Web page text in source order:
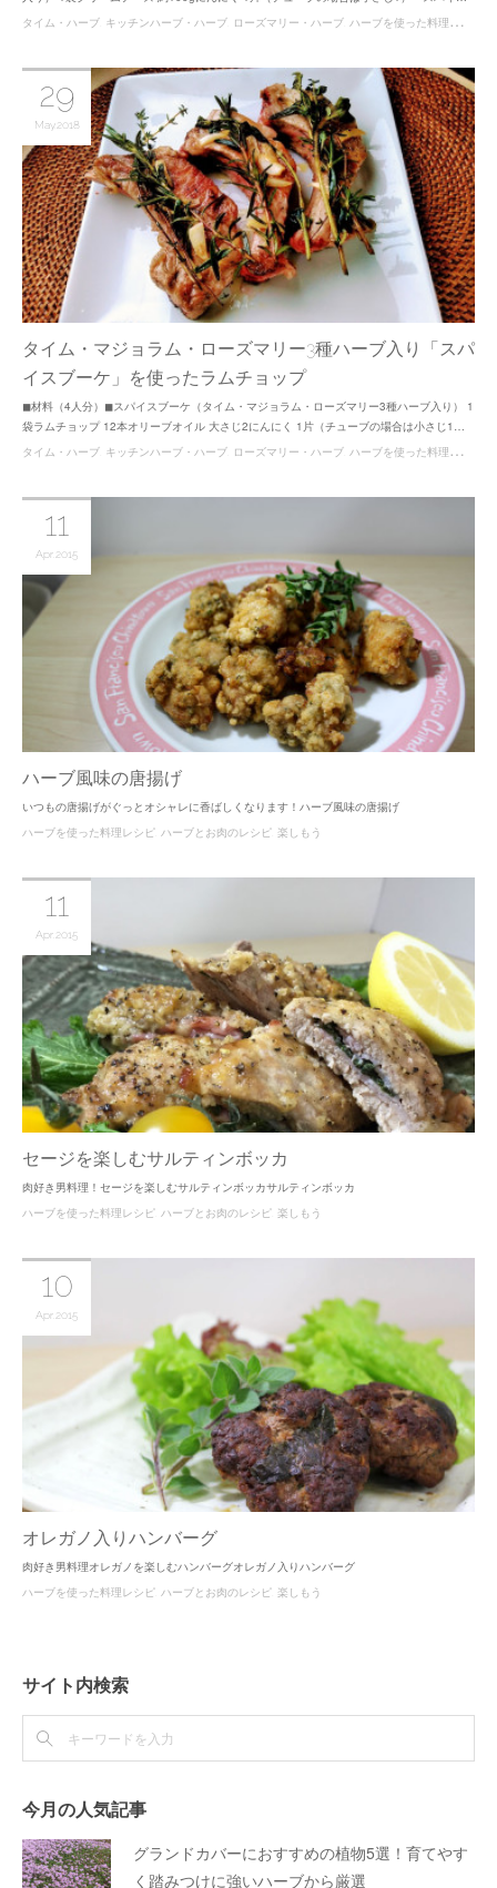
タイム・ハーブ キッチンハーブ・ハーブ ローズマリー・ハーブ ハーブを使った料理レシピ
タイム・マジョラム・ローズマリー3種ハーブ入り「スパ
イスブーケ」を使ったラムチョップ
◼︎材料（4人分）◼︎スパイスブーケ（タイム・マジョラム・ローズマリー3種ハーブ入り） 1
袋ラムチョップ 12本オリーブオイル 大さじ2にんにく 1片（チューブの場合は小さじ1…
29
May 2018
タイム・ハーブ キッチンハーブ・ハーブ ローズマリー・ハーブ ハーブを使った料理レシピ
ハーブ風味の唐揚げ
いつもの唐揚げがぐっとオシャレに香ばしくなります！ハーブ風味の唐揚げ
11
Apr 2015
ハーブを使った料理レシピ ハーブとお肉のレシピ 楽しもう
セージを楽しむサルティンボッカ
肉好き男料理！セージを楽しむサルティンボッカサルティンボッカ
11
Apr 2015
ハーブを使った料理レシピ ハーブとお肉のレシピ 楽しもう
オレガノ入りハンバーグ
肉好き男料理オレガノを楽しむハンバーグオレガノ入りハンバーグ
10
Apr 2015
ハーブを使った料理レシピ ハーブとお肉のレシピ 楽しもう
サイト内検索
今月の人気記事
グランドカバーにおすすめの植物5選！育てやす
く踏みつけに強いハーブから厳選